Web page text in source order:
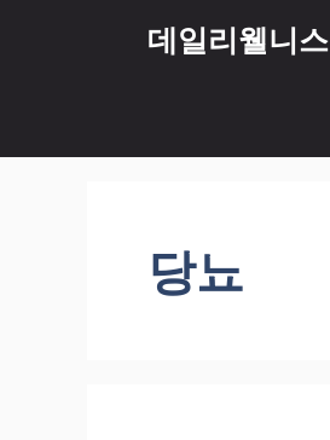
너
데일리웰니스
당뇨